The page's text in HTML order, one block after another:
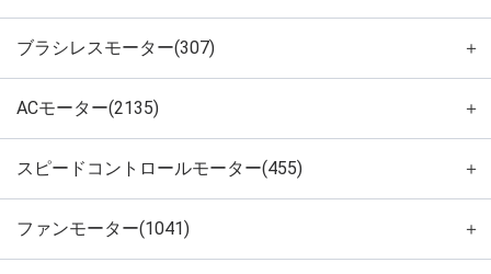
ブラシレスモーター(307) ＋
ACモーター(2135) ＋
スピードコントロールモーター(455) ＋
ファンモーター(1041) ＋